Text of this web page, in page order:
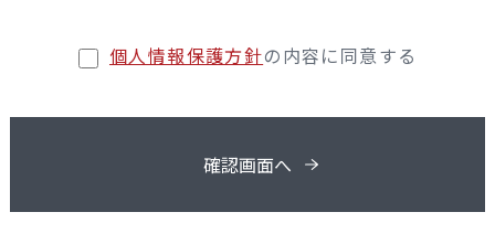
個人情報保護方針の内容に同意する
確認画面へ